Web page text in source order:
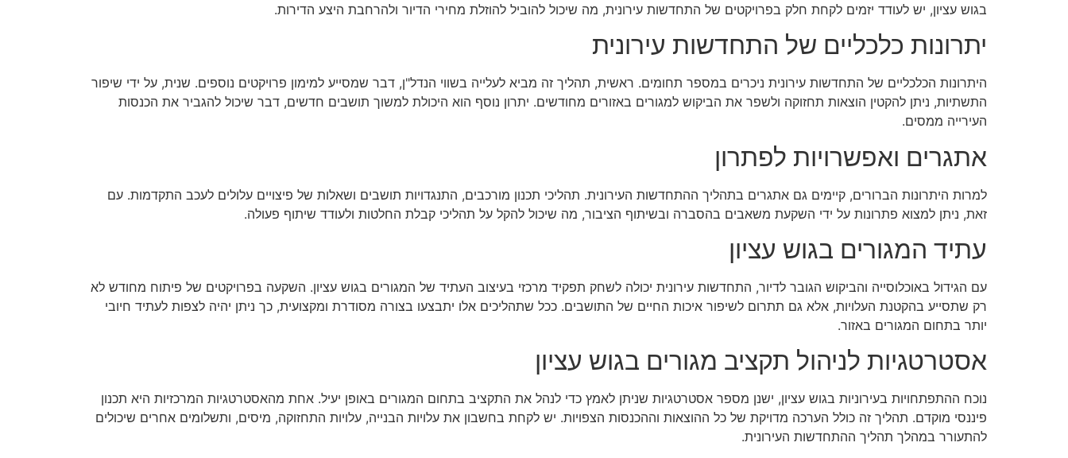
בגוש עציון, יש לעודד יזמים לקחת חלק בפרויקטים של התחדשות עירונית, מה שיכול להוביל להוזלת מחירי הדיור ולהרחבת היצע הדירות.
יתרונות כלכליים של התחדשות עירונית
היתרונות הכלכליים של התחדשות עירונית ניכרים במספר תחומים. ראשית, תהליך זה מביא לעלייה בשווי הנדל"ן, דבר שמסייע למימון פרויקטים נוספים. שנית, על ידי שיפור
התשתיות, ניתן להקטין הוצאות תחזוקה ולשפר את הביקוש למגורים באזורים מחודשים. יתרון נוסף הוא היכולת למשוך תושבים חדשים, דבר שיכול להגביר את הכנסות
העירייה ממסים.
אתגרים ואפשרויות לפתרון
למרות היתרונות הברורים, קיימים גם אתגרים בתהליך ההתחדשות העירונית. תהליכי תכנון מורכבים, התנגדויות תושבים ושאלות של פיצויים עלולים לעכב התקדמות. עם
זאת, ניתן למצוא פתרונות על ידי השקעת משאבים בהסברה ובשיתוף הציבור, מה שיכול להקל על תהליכי קבלת החלטות ולעודד שיתוף פעולה.
עתיד המגורים בגוש עציון
עם הגידול באוכלוסייה והביקוש הגובר לדיור, התחדשות עירונית יכולה לשחק תפקיד מרכזי בעיצוב העתיד של המגורים בגוש עציון. השקעה בפרויקטים של פיתוח מחודש לא
רק שתסייע בהקטנת העלויות, אלא גם תתרום לשיפור איכות החיים של התושבים. ככל שתהליכים אלו יתבצעו בצורה מסודרת ומקצועית, כך ניתן יהיה לצפות לעתיד חיובי
יותר בתחום המגורים באזור.
אסטרטגיות לניהול תקציב מגורים בגוש עציון
נוכח ההתפתחויות בעירוניות בגוש עציון, ישנן מספר אסטרטגיות שניתן לאמץ כדי לנהל את התקציב בתחום המגורים באופן יעיל. אחת מהאסטרטגיות המרכזיות היא תכנון
פיננסי מוקדם. תהליך זה כולל הערכה מדויקת של כל ההוצאות וההכנסות הצפויות. יש לקחת בחשבון את עלויות הבנייה, עלויות התחזוקה, מיסים, ותשלומים אחרים שיכולים
להתעורר במהלך תהליך ההתחדשות העירונית.